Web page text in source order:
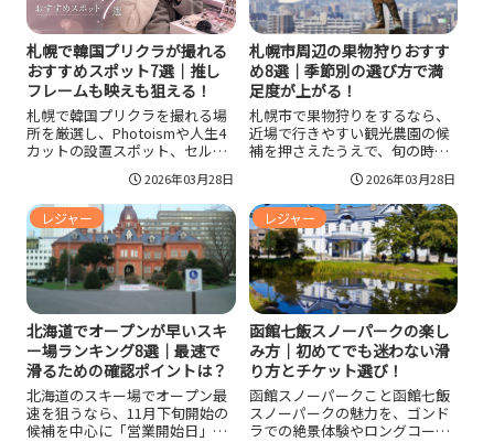
札幌で韓国プリクラが撮れる
おすすめスポット7選｜推し
フレームも映えも狙える！
札幌で韓国プリクラを撮れる場
所を厳選し、Photoismや人生4
カットの設置スポット、セルフ
える撮り方と混雑回避まで一気
に整理しました。
2026年03月28日
札幌市周辺の果物狩りおすす
め8選｜季節別の選び方で満
足度が上がる！
札幌市で果物狩りをするなら、
近場で行きやすい観光農園の候
補を押さえたうえで、旬の時期
です。札幌市南区の農園を中心
に、余市・仁木・北広島方面ま
で日帰り候補を8件紹介し、季節
別の目安、料金相場、アクセ
ス、子連れのコツ、予約と当日
の流れまで整理しました。
2026年03月28日
レジャー
北海道でオープンが早いスキ
ー場ランキング8選｜最速で
滑るための確認ポイントは？
北海道のスキー場でオープン最
速を狙うなら、11月下旬開始の
候補を中心に「営業開始日」と
レジャー
函館七飯スノーパークの楽し
み方｜初めてでも迷わない滑
り方とチケット選び！
函館スノーパークこと函館七飯
スノーパークの魅力を、ゴンド
ラでの絶景体験やロングコース